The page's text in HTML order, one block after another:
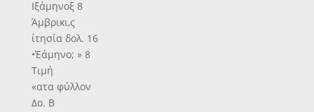
Ιξάμηνοξ 8
Άμβρικι,ς
ίτησία δολ. 16
•Έάμηνο; » 8
Τιμή
«ατα φύλλον
Δο. Β